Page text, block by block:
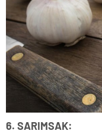
6. SARIMSAK: